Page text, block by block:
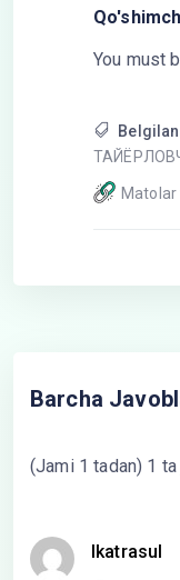
You must
Matolar
Barcha
(Jami 1 tadan) 1
Ikatrasul